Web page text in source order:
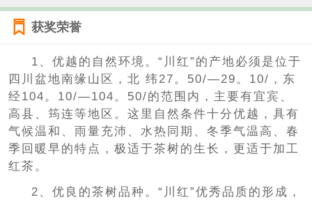
获奖荣誉
1、优越的自然环境。“川红”的产地必须是位于
四川盆地南缘山区，北 纬27。50/—29。10/，东
经104。10/—104。50/的范围内，主要有宜宾、
高县、筠连等地区。这里自然条件十分优越，具有
气候温和、雨量充沛、水热同期、冬季气温高、春
季回暖早的特点，极适于茶树的生长，更适于加工
红茶。
2、优良的茶树品种。“川红”优秀品质的形成，